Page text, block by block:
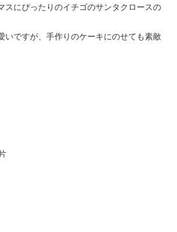
スにぴったりのイチゴのサンタクロースの
いですが、手作りのケーキにのせても素敵